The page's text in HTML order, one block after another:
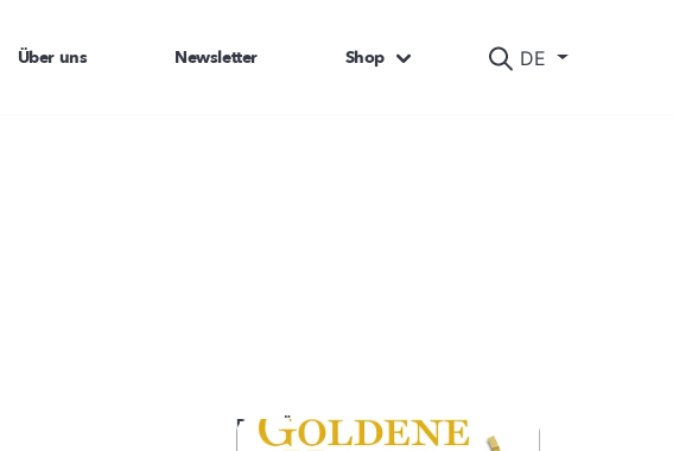
DE
Über uns Newsletter Shop
DAS KÖNNTE SIE AUCH INTERESSIEREN: